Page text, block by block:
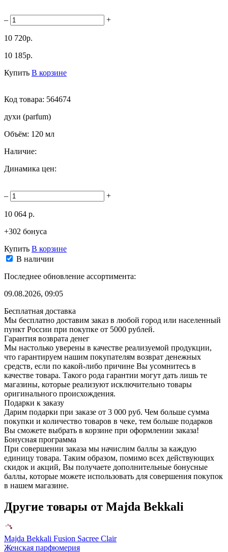
– +
10 720р.
10 185р.
Купить В корзине
Код товара: 564674
духи (parfum)
Объём: 120 мл
Наличие:
Динамика цен:
– +
10 064 р.
+302 бонуса
Купить В корзине
В наличии
Последнее обновление ассортимента:
09.08.2026, 09:05
Бесплатная доставка
Мы бесплатно доставим заказ в любой город или населенный
пункт России при покупке от 5000 рублей.
Гарантия возврата денег
Мы настолько уверены в качестве реализуемой продукции,
что гарантируем нашим покупателям возврат денежных
средств, если по какой-либо причине Вы усомнитесь в
качестве товара. Такого рода гарантии могут дать лишь те
магазины, которые реализуют исключительно товары
оригинального происхождения.
Подарки к заказу
Дарим подарки при заказе от 3 000 руб. Чем больше сумма
покупки и количество товаров в чеке, тем больше подарков
Вы сможете выбрать в корзине при оформлении заказа!
Бонусная программа
При совершении заказа мы начислим баллы за каждую
единицу товара. Таким образом, помимо всех действующих
скидок и акций, Вы получаете дополнительные бонусные
баллы, которые можете использовать для совершения покупок
в нашем магазине.
Другие товары от Majda Bekkali
Majda Bekkali Fusion Sacree Clair
Женская парфюмерия